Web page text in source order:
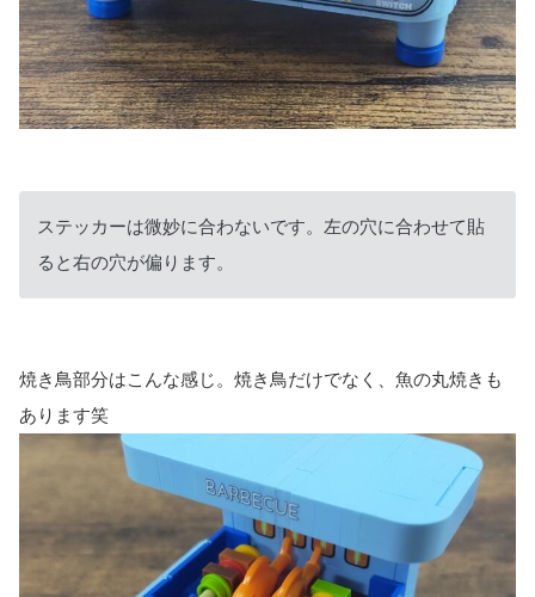
ステッカーは微妙に合わないです。左の穴に合わせて貼
ると右の穴が偏ります。
焼き鳥部分はこんな感じ。焼き鳥だけでなく、魚の丸焼きも
あります笑